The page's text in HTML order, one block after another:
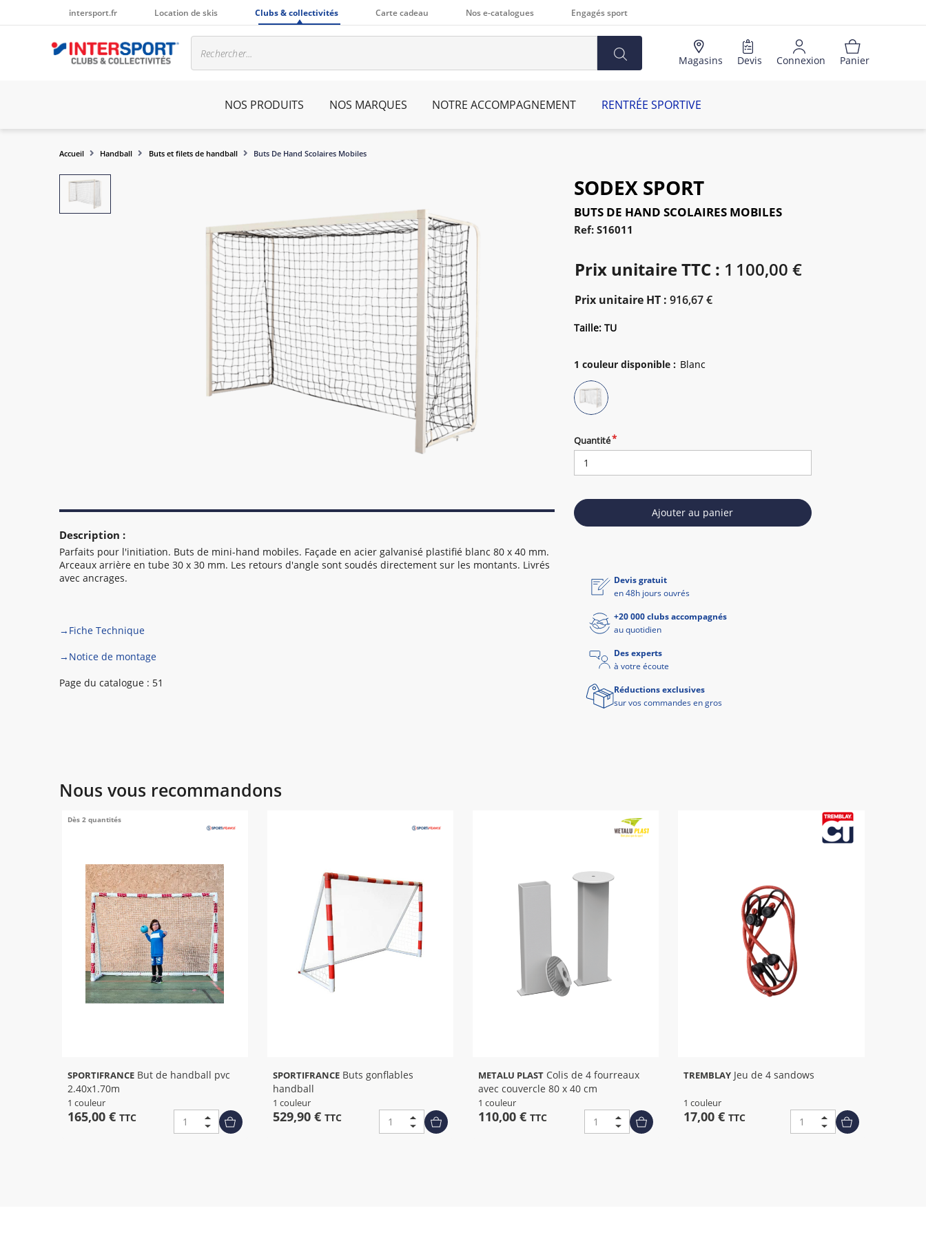
intersport.fr Location de skis Clubs & collectivités Carte cadeau Nos e-catalogues Engagés sport
Magasins Devis Connexion Panier
NOS PRODUITS NOS MARQUES NOTRE ACCOMPAGNEMENT RENTRÉE SPORTIVE
Accueil Handball Buts et filets de handball Buts De Hand Scolaires Mobiles
SODEX SPORT
BUTS DE HAND SCOLAIRES MOBILES
Ref: S16011
Prix unitaire TTC : 1 100,00 €
Prix unitaire HT : 916,67 €
Taille: TU
1 couleur disponible:
Quantité
Ajouter au panier
Description :
Parfaits pour l'initiation. Buts de mini-hand mobiles. Façade en acier galvanisé plastifié blanc 80 x 40 mm.
Arceaux arrière en tube 30 x 30 mm. Les retours d'angle sont soudés directement sur les montants. Livrés
avec ancrages.
→Fiche Technique
→Notice de montage
Page du catalogue : 51
Devis gratuit
en 48h jours ouvrés
+20 000 clubs accompagnés
au quotidien
Des experts
à votre écoute
Réductions exclusives
sur vos commandes en gros
Nous vous recommandons
Dès 2 quantités
SPORTIFRANCEBut de handball pvc
2.40x1.70m
1 couleur
165,00 € TTC
SPORTIFRANCEButs gonflables
handball
1 couleur
529,90 € TTC
METALU PLAST
avec couvercle 80 x 40 cm
1 couleur
110,00 € TTC
TREMBLAY Jeu de 4 sandows
1 couleur
17,00 €TTC